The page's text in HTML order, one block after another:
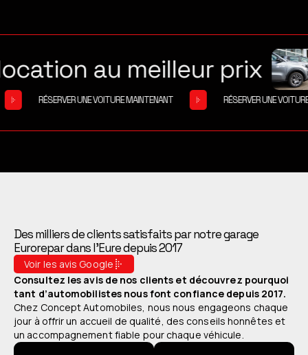
au meilleur prix
RÉSERVER UNE VOITURE MAINTENANT
Des milliers de clients satisfaits par notre garage
Eurorepar dans l’Eure depuis 2017
Voir les avis Google
Consultez les avis de nos clients et découvrez pourquoi
tant d’automobilistes nous font confiance depuis 2017.
Chez Concept Automobiles, nous nous engageons chaque
jour à offrir un accueil de qualité, des conseils honnêtes et
un accompagnement fiable pour chaque véhicule.